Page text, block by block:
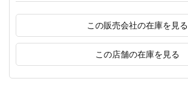
この販売会社の在庫を見る
この店舗の在庫を見る